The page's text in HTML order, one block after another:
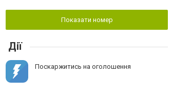
Показати номер
Дії
Поскаржитись на оголошення